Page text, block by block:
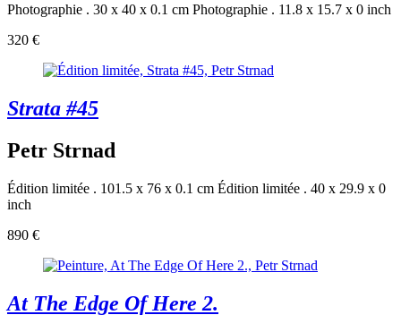
Photographie . 30 x 40 x 0.1 cm Photographie . 11.8 x 15.7 x 0 inch
320 €
Strata #45
Petr Strnad
Édition limitée . 101.5 x 76 x 0.1 cm Édition limitée . 40 x 29.9 x 0
inch
890 €
At The Edge Of Here 2.